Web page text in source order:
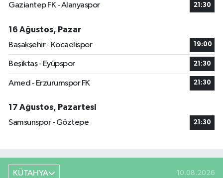
Gaziantep FK - Alanyaspor 21:30
16 Ağustos, Pazar
Başakşehir - Kocaelispor
19:00
Beşiktaş - Eyüpspor 21:30
Amed - Erzurumspor FK 21:30
17 Ağustos, Pazartesi
Samsunspor - Göztepe
21:30
KÜTAHYA 10.08.2026